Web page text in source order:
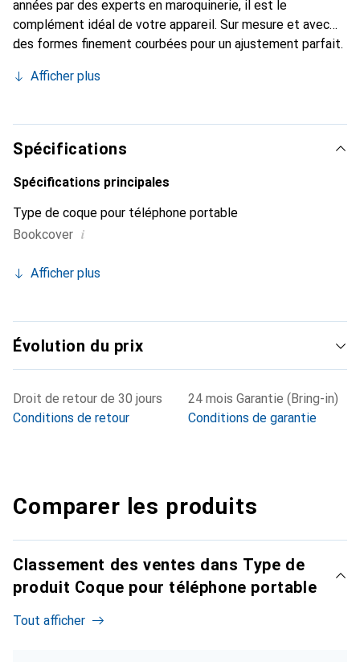
années par des experts en maroquinerie, il est le
complément idéal de votre appareil. Sur mesure et avec
des formes finement courbées pour un ajustement parfait.
smartphone. La marque Noreve est reconnue
est toujours un bon choix pour le client exigeant.
Afficher plus
Spécifications
Spécifications principales
Type de coque pour téléphone portable
Bookcover i
Afficher plus
Évolution du prix
Droit de retour de 30 jours
Conditions de retour
24 mois Garantie (Bring-in)
Conditions de garantie
Comparer les produits
Classement des ventes dans Type de
produit Coque pour téléphone portable
Tout afficher